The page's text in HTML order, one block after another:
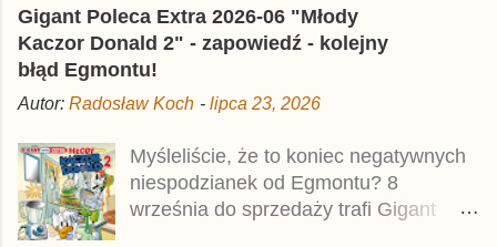
wynosi 49,99 zł i zamówicie go także z
rabatem na Egmont.pl . Za przekład
odpowiadał Jacek Drewnowski.
Publikacja jest przedrukiem drugiego
Taschenbuch Phantomias Collection ,
który trafił do sprzedaży pod koniec
2025 roku.
Gigant Poleca Extra 2026-06 "Młody
Kaczor Donald 2" - zapowiedź - kolejny
błąd Egmontu!
Autor: Radosław Koch - lipca 23, 2026
Myśleliście, że to koniec negatywnych
niespodzianek od Egmontu? 8
września do sprzedaży trafi Gigant